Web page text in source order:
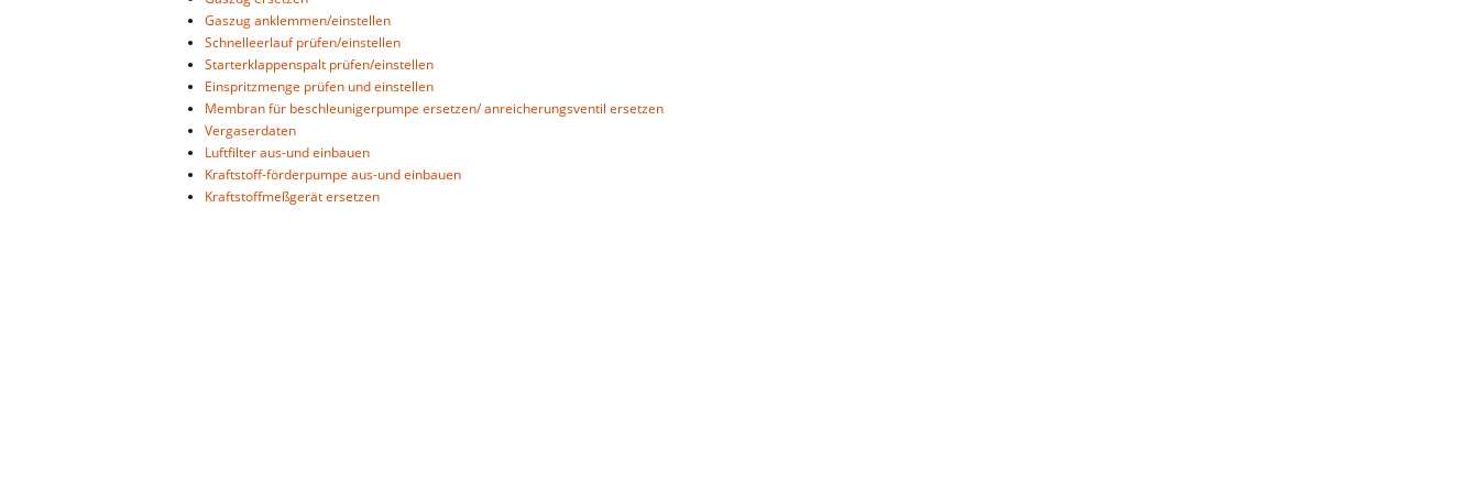
Gaszug anklemmen/einstellen
Schnelleerlauf prüfen/einstellen
Starterklappenspalt prüfen/einstellen
Einspritzmenge prüfen und einstellen
Membran für beschleunigerpumpe ersetzen/ anreicherungsventil ersetzen
Vergaserdaten
Luftfilter aus-und einbauen
Kraftstoff-förderpumpe aus-und einbauen
Kraftstoffmeßgerät ersetzen